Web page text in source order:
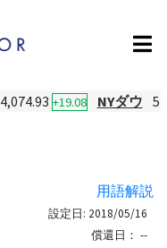
4,074.93 +19.08 NYダウ
用語解説
設定日: 2018/05/16
償還日： --